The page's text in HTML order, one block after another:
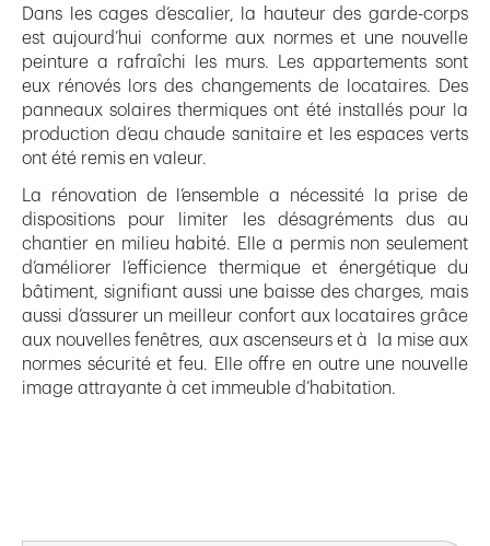
Dans les cages d’escalier, la hauteur des garde-corps
est aujourd’hui conforme aux normes et une nouvelle
peinture a rafraîchi les murs. Les appartements sont
eux rénovés lors des changements de locataires. Des
panneaux solaires thermiques ont été installés pour la
production d’eau chaude sanitaire et les espaces verts
ont été remis en valeur.
La rénovation de l’ensemble a nécessité la prise de
dispositions pour limiter les désagréments dus au
chantier en milieu habité. Elle a permis non seulement
d’améliorer l’efficience thermique et énergétique du
bâtiment, signifiant aussi une baisse des charges, mais
aussi d’assurer un meilleur confort aux locataires grâce
aux nouvelles fenêtres, aux ascenseurs et à la mise aux
normes sécurité et feu. Elle offre en outre une nouvelle
image attrayante à cet immeuble d’habitation.